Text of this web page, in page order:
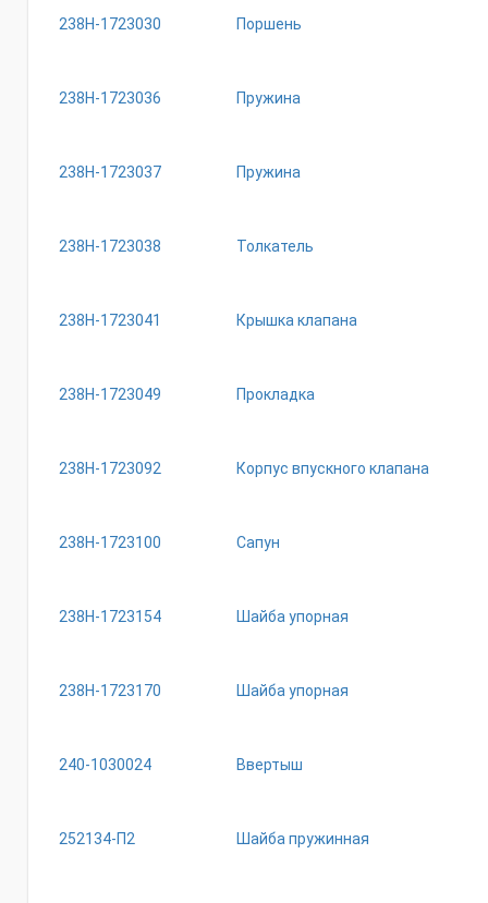
238Н-1723030 Поршень
238Н-1723036 Пружина
238Н-1723037 Пружина
238Н-1723038 Толкатель
238Н-1723041 Крышка клапана
238Н-1723049 Прокладка
238Н-1723092 Корпус впускного клапана
238Н-1723100 Сапун
238Н-1723154 Шайба упорная
238Н-1723170 Шайба упорная
240-1030024 Ввертыш
252134-П2 Шайба пружинная